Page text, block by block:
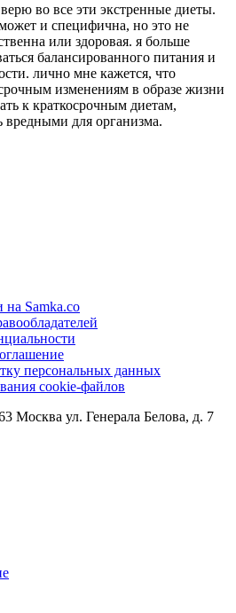
во все эти экстренные диеты.
и специфична, но это не
или здоровая. я больше
балансированного питания и
лично мне кажется, что
изменениям в образе жизни
к краткосрочным диетам,
вредными для организма.
Samka.co
персональных данных
cookie-файлов
Москва ул. Генерала Белова, д. 7